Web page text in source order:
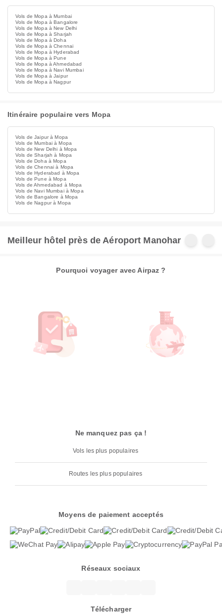
Vols de Mopa à Mumbai
Vols de Mopa à Bangalore
Vols de Mopa à New Delhi
Vols de Mopa à Sharjah
Vols de Mopa à Doha
Vols de Mopa à Chennai
Vols de Mopa à Hyderabad
Vols de Mopa à Pune
Vols de Mopa à Ahmedabad
Vols de Mopa à Navi Mumbai
Vols de Mopa à Jaipur
Vols de Mopa à Nagpur
Itinéraire populaire vers Mopa
Vols de Jaipur à Mopa
Vols de Mumbai à Mopa
Vols de New Delhi à Mopa
Vols de Sharjah à Mopa
Vols de Doha à Mopa
Vols de Chennai à Mopa
Vols de Hyderabad à Mopa
Vols de Pune à Mopa
Vols de Ahmedabad à Mopa
Vols de Navi Mumbai à Mopa
Vols de Bangalore à Mopa
Vols de Nagpur à Mopa
Meilleur hôtel près de Aéroport Manohar
Pourquoi voyager avec Airpaz ?
Ne manquez pas ça !
Vols les plus populaires
Routes les plus populaires
Moyens de paiement acceptés
Réseaux sociaux
Télécharger